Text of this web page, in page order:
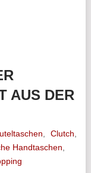
AUS DER
Clutch
Handtaschen